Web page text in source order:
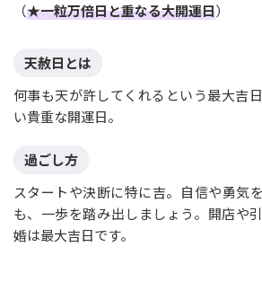
（★一粒万倍日と重なる大開運日）
天赦日とは
何事も天が許してくれるという最大吉
い貴重な開運日。
過ごし方
スタートや決断に特に吉。自信や勇気
も、一歩を踏み出しましょう。開店や
婚は最大吉日です。